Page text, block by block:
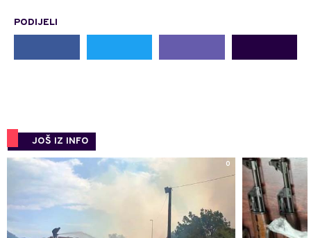
PODIJELI
JOŠ IZ INFO
0